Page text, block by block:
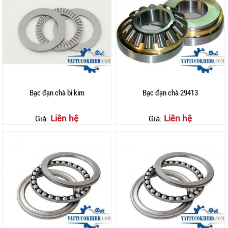
Bạc đạn chà bi kim
Giá: Liên hệ
Bạc đạn chà 29413
Giá: Liên hệ